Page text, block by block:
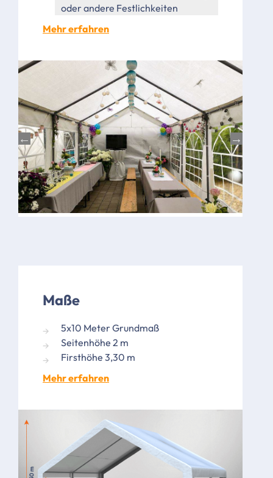
oder andere Festlichkeiten
Mehr erfahren
Maße
5x10 Meter Grundmaß
Seitenhöhe 2 m
Firsthöhe 3,30 m
Mehr erfahren